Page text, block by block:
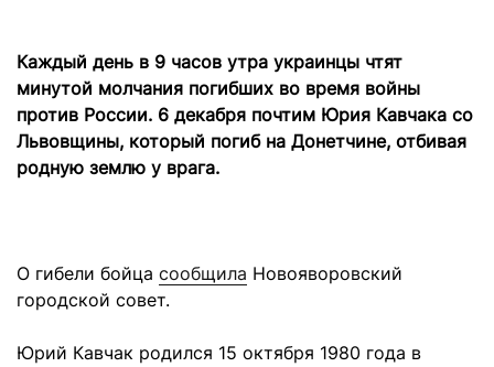
Каждый день в 9 часов утра украинцы чтят
минутой молчания погибших во время войны
против России. 6 декабря почтим Юрия Кавчака со
Львовщины, который погиб на Донетчине, отбивая
родную землю у врага.
О гибели бойца сообщила Новояворовский
городской совет.
Юрий Кавчак родился 15 октября 1980 года в